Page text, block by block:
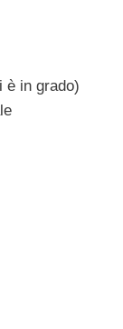
è in grado)